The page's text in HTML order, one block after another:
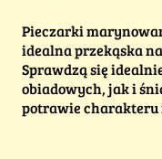
Pieczarki
idealna przekąska
Sprawdzą się
obiadowych, jak i
potrawie charakteru